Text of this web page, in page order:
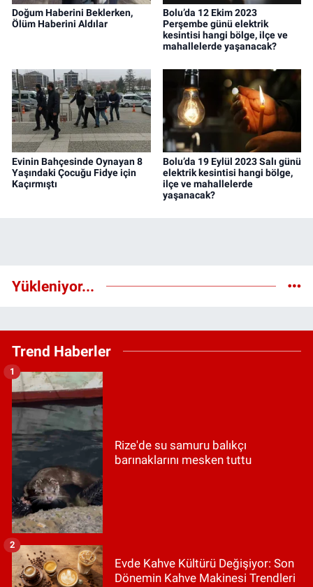
Doğum Haberini Beklerken,
Ölüm Haberini Aldılar
Bolu’da 12 Ekim 2023
Perşembe günü elektrik
kesintisi hangi bölge, ilçe ve
mahallelerde yaşanacak?
Evinin Bahçesinde Oynayan 8
Yaşındaki Çocuğu Fidye için
Kaçırmıştı
Bolu’da 19 Eylül 2023 Salı günü
elektrik kesintisi hangi bölge,
ilçe ve mahallelerde
yaşanacak?
Yükleniyor...
Trend Haberler
Rize'de su samuru balıkçı
barınaklarını mesken tuttu
1
Evde Kahve Kültürü Değişiyor: Son
Dönemin Kahve Makinesi Trendleri
2